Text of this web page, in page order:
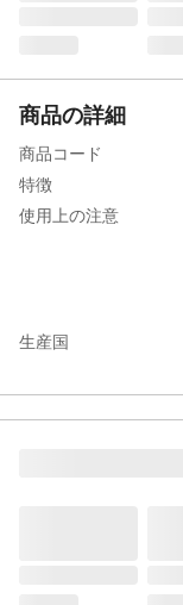
商品の詳細
商品コード
特徴
使用上の注意
生産国